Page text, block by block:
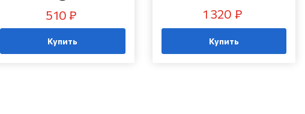
510 ₽
Купить
1 320 ₽
Купить